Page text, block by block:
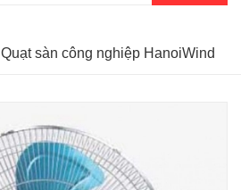
Quạt sàn công nghiệp HanoiWind